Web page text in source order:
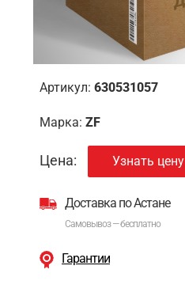
Артикул: 630531057
Марка: ZF
Цена: Узнать цену
Доставка по Астане
Самовывоз — бесплатно
Гарантии